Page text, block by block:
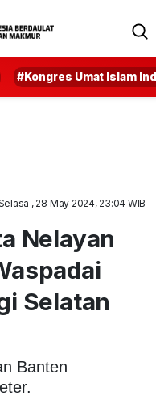
#Kongres Umat Islam
, 28 May 2024, 23:04 WIB
Nelayan
Selatan
Banten